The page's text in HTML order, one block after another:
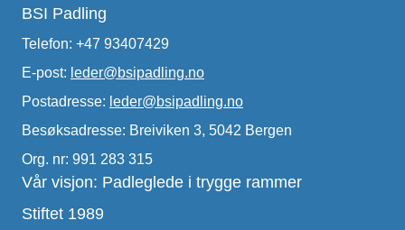
BSI Padling
Telefon: +47 93407429
E-post: leder@bsipadling.no
Postadresse: leder@bsipadling.no
Besøksadresse: Breiviken 3, 5042 Bergen
Org. nr: 991 283 315
Vår visjon: Padleglede i trygge rammer
Stiftet 1989